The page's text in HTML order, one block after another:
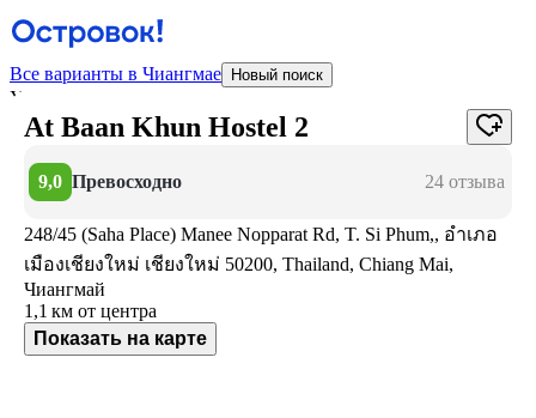
Все варианты в Чиангмае Новый поиск
У отеля нет фотографий
At Baan Khun Hostel 2
9,0 Превосходно 24 отзыва
248/45 (Saha Place) Manee Nopparat Rd, T. Si Phum,, อำเภอ
เมืองเชียงใหม่ เชียงใหม่ 50200, Thailand, Chiang Mai,
Чиангмай
1,1 км от центра
Показать на карте